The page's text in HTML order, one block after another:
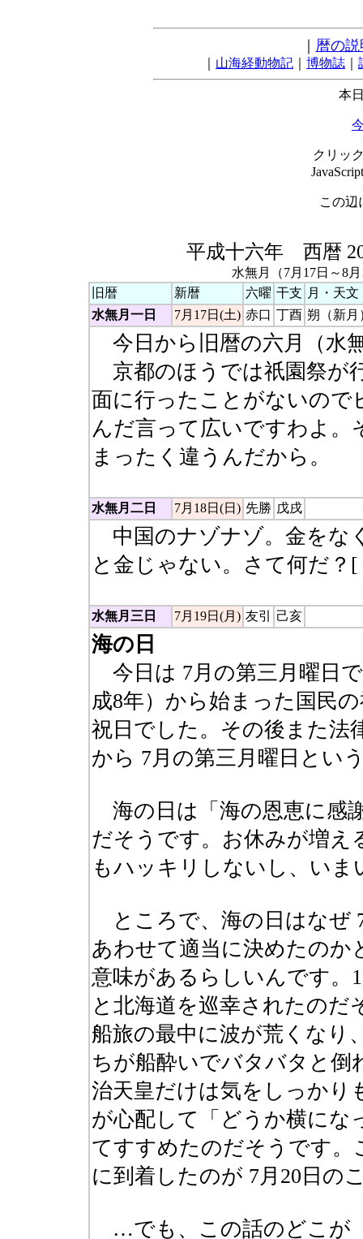
暦の説
山海経動物記 博物誌
本
クリッ
この辺
平成十六年 西暦
水無月（7月17日～8
旧暦
新暦 六曜 干支 月・天文
水無月一日
7月17日(土) 赤口 丁酉 朔（新月
今日から旧暦の六月（水
京都のほうでは祇園祭が
面に行ったことがないので
んだ言って広いですわよ。
まったく違うんだから。
水無月二日 7月18日(日) 先勝 戊戌
中国のナゾナゾ。金をな
と金じゃない。さて何だ？[
水無月三日 7月19日(月) 友引 己亥
海の日
今日は 7月の第三月曜日
成8年）から始まった国民
祝日でした。その後また法
から 7月の第三月曜日とい
海の日は「海の恩恵に感
だそうです。お休みが増え
もハッキリしないし、い
ところで、海の日はなぜ
あわせて適当に決めたのか
意味があるらしいんです。
と北海道を巡幸されたのだ
船旅の最中に波が荒くなり
ちが船酔いでバタバタと
治天皇だけは気をしっかり
が心配して「どうか横にな
てすすめたのだそうです。
に到着したのが 7月20日の
…でも、この話のどこが